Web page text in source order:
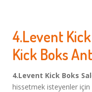
4.Levent
Kick Boks
4.Levent Kick Boks
hissetmek isteyenler